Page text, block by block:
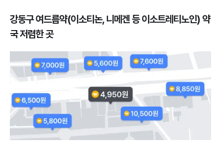
강동구 여드름약(이소티논, 니메겐 등 이소트레티노인) 약
국 저렴한 곳